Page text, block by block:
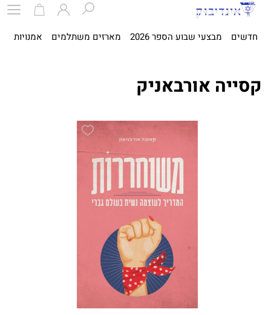
חדשים מבצעי שבוע הספר 2026 מארזים משתלמים אמנויות
קסייה אורבאניק